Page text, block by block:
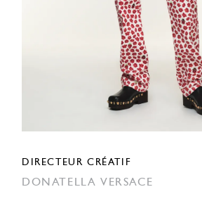
DIRECTEUR CRÉATIF
DONATELLA VERSACE